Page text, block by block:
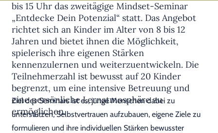
bis 15 Uhr das zweitägige Mindset-Seminar
„Entdecke Dein Potenzial“ statt. Das Angebot
richtet sich an Kinder im Alter von 8 bis 12
Jahren und bietet ihnen die Möglichkeit,
spielerisch ihre eigenen Stärken
kennenzulernen und weiterzuentwickeln. Die
Teilnehmerzahl ist bewusst auf 20 Kinder
begrenzt, um eine intensive Betreuung und
eine persönliche Lernatmosphäre zu
ermöglichen.
Ziel des Seminars ist es, junge Menschen dabei zu
unterstützen, Selbstvertrauen aufzubauen, eigene Ziele zu
formulieren und ihre individuellen Stärken bewusster